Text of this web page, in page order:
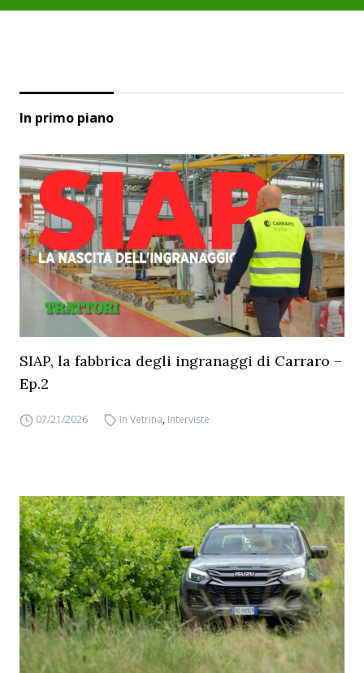
In primo piano
SIAP, la fabbrica degli ingranaggi di Carraro –
Ep.2
07/21/2026 In Vetrina, Interviste